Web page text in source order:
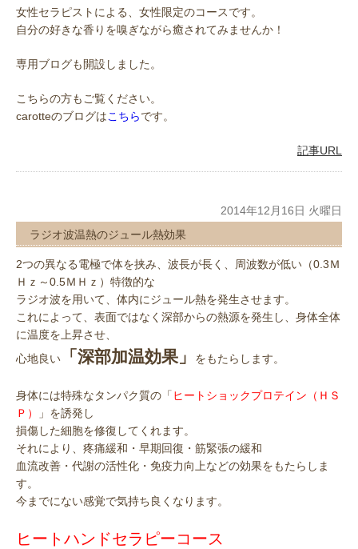
女性セラピストによる、女性限定のコースです。
自分の好きな香りを嗅ぎながら癒されてみませんか！
専用ブログも開設しました。
こちらの方もご覧ください。
carotteのブログはこちらです。
記事URL
2014年12月16日 火曜日
ラジオ波温熱のジュール熱効果
2つの異なる電極で体を挟み、波長が長く、周波数が低い（0.3Ｍ
Ｈｚ～0.5ＭＨｚ）特徴的な
ラジオ波を用いて、体内にジュール熱を発生させます。
これによって、表面ではなく深部からの熱源を発生し、身体全体
に温度を上昇させ、
心地良い
「 深部加温効果 」 をもたらします。
身体には特殊なタンパク質の「 ヒートショックプロテイン（ＨＳ
Ｐ）
」を誘発し
損傷した細胞を修復してくれます。
それにより、疼痛緩和・早期回復・筋緊張の緩和
血流改善・代謝の活性化・免疫力向上などの効果をもたらしま
す。
今までにない感覚で気持ち良くなります。
ヒートハンドセラピーコース